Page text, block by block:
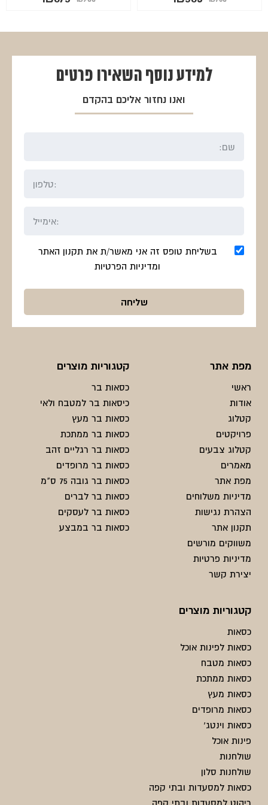
מפת אתר
ראשי
אודות
קטלוג
פרויקטים
קטלוג צבעים
מאמרים
מפת אתר
מדיניות משלוחים
הצהרת נגישות
תקנון אתר
משווקים מורשים
מדיניות פרטיות
יצירת קשר
קטגוריות מוצרים
כסאות בר
כיסאות בר למטבח ולאי
כסאות בר מעץ
כסאות בר ממתכת
כסאות בר רגליים זהב
כסאות בר מרופדים
כסאות בר גובה 75 ס"מ
כסאות בר לברים
כסאות בר לעסקים
כסאות בר במבצע
קטגוריות מוצרים
כסאות
כסאות לפינות אוכל
כסאות מטבח
כסאות ממתכת
כסאות מעץ
כסאות מרופדים
כסאות וינטג'
פינות אוכל
שולחנות
שולחנות סלון
כסאות למסעדות ובתי קפה
ריהוט למסעדות ובתי קפה
למידע נוסף השאירו פרטים
ואנו נחזור אליכם בהקדם
בשליחת טופס זה אני מאשר/ת את תקנון האתר
ומדיניות הפרטיות